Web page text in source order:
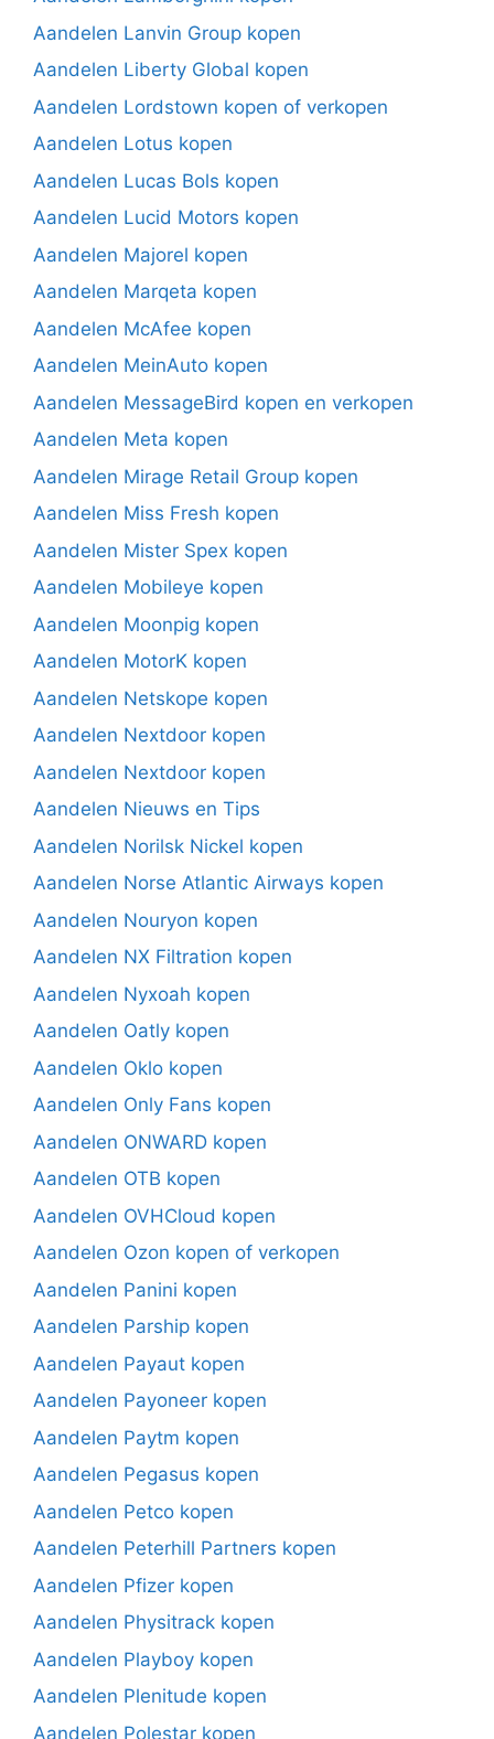
Aandelen Lanvin Group kopen
Aandelen Liberty Global kopen
Aandelen Lordstown kopen of verkopen
Aandelen Lotus kopen
Aandelen Lucas Bols kopen
Aandelen Lucid Motors kopen
Aandelen Majorel kopen
Aandelen Marqeta kopen
Aandelen McAfee kopen
Aandelen MeinAuto kopen
Aandelen MessageBird kopen en verkopen
Aandelen Meta kopen
Aandelen Mirage Retail Group kopen
Aandelen Miss Fresh kopen
Aandelen Mister Spex kopen
Aandelen Mobileye kopen
Aandelen Moonpig kopen
Aandelen MotorK kopen
Aandelen Netskope kopen
Aandelen Nextdoor kopen
Aandelen Nextdoor kopen
Aandelen Nieuws en Tips
Aandelen Norilsk Nickel kopen
Aandelen Norse Atlantic Airways kopen
Aandelen Nouryon kopen
Aandelen NX Filtration kopen
Aandelen Nyxoah kopen
Aandelen Oatly kopen
Aandelen Oklo kopen
Aandelen Only Fans kopen
Aandelen ONWARD kopen
Aandelen OTB kopen
Aandelen OVHCloud kopen
Aandelen Ozon kopen of verkopen
Aandelen Panini kopen
Aandelen Parship kopen
Aandelen Payaut kopen
Aandelen Payoneer kopen
Aandelen Paytm kopen
Aandelen Pegasus kopen
Aandelen Petco kopen
Aandelen Peterhill Partners kopen
Aandelen Pfizer kopen
Aandelen Physitrack kopen
Aandelen Playboy kopen
Aandelen Plenitude kopen
Aandelen Polestar kopen